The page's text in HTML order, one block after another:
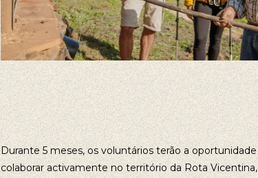
Durante 5 meses, os voluntários terão a
colaborar activamente no território da Rota